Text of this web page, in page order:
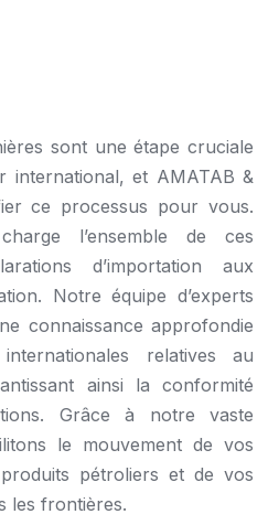
sont une étape cruciale
international, et AMATAB &
ce processus pour vous.
l’ensemble de ces
d’importation aux
Notre équipe d’experts
connaissance approfondie
relatives au
ainsi la conformité
Grâce à notre vaste
le mouvement de vos
pétroliers et de vos
les frontières.